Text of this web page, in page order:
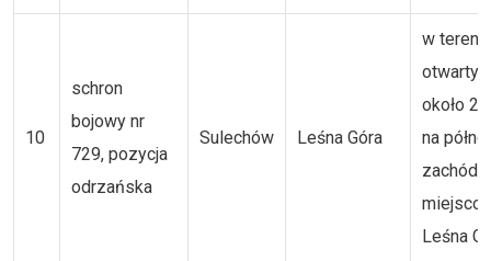
10
schron
bojowy nr
729, pozycja
odrzańska
Sulechów Leśna Góra
w
około 2
na
zachód
Leśna